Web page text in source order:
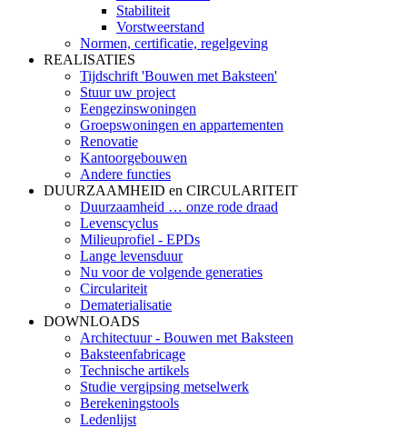
Stabiliteit
Vorstweerstand
Normen, certificatie, regelgeving
REALISATIES
Tijdschrift 'Bouwen met Baksteen'
Stuur uw project
Eengezinswoningen
Groepswoningen en appartementen
Renovatie
Kantoorgebouwen
Andere functies
DUURZAAMHEID en CIRCULARITEIT
Duurzaamheid … onze rode draad
Levenscyclus
Milieuprofiel - EPDs
Lange levensduur
Nu voor de volgende generaties
Circulariteit
Dematerialisatie
DOWNLOADS
Architectuur - Bouwen met Baksteen
Baksteenfabricage
Technische artikels
Studie vergipsing metselwerk
Berekeningstools
Ledenlijst